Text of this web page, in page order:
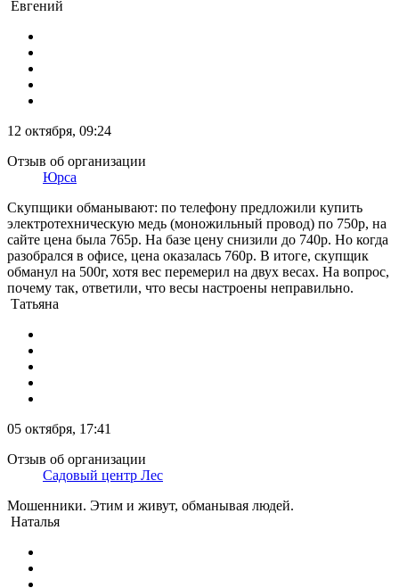
Евгений
12 октября, 09:24
Отзыв об организации
Юрса
Скупщики обманывают: по телефону предложили купить
электротехническую медь (моножильный провод) по 750р, на
сайте цена была 765р. На базе цену снизили до 740р. Но когда
разобрался в офисе, цена оказалась 760р. В итоге, скупщик
обманул на 500г, хотя вес перемерил на двух весах. На вопрос,
почему так, ответили, что весы настроены неправильно.
Татьяна
05 октября, 17:41
Отзыв об организации
Садовый центр Лес
Мошенники. Этим и живут, обманывая людей.
Наталья